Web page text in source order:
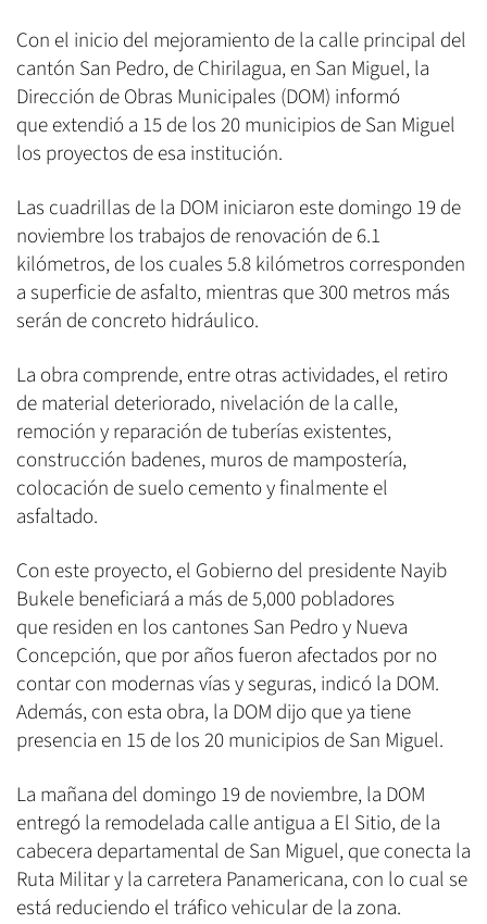
Con el inicio del mejoramiento de la calle principal del
cantón San Pedro, de Chirilagua, en San Miguel, la
Dirección de Obras Municipales (DOM) informó
que extendió a 15 de los 20 municipios de San Miguel
los proyectos de esa institución.
Las cuadrillas de la DOM iniciaron este domingo 19 de
noviembre los trabajos de renovación de 6.1
kilómetros, de los cuales 5.8 kilómetros corresponden
a superficie de asfalto, mientras que 300 metros más
serán de concreto hidráulico.
La obra comprende, entre otras actividades, el retiro
de material deteriorado, nivelación de la calle,
remoción y reparación de tuberías existentes,
construcción badenes, muros de mampostería,
colocación de suelo cemento y finalmente el
asfaltado.
Con este proyecto, el Gobierno del presidente Nayib
Bukele beneficiará a más de 5,000 pobladores
que residen en los cantones San Pedro y Nueva
Concepción, que por años fueron afectados por no
contar con modernas vías y seguras, indicó la DOM.
Además, con esta obra, la DOM dijo que ya tiene
presencia en 15 de los 20 municipios de San Miguel.
La mañana del domingo 19 de noviembre, la DOM
entregó la remodelada calle antigua a El Sitio, de la
cabecera departamental de San Miguel, que conecta la
Ruta Militar y la carretera Panamericana, con lo cual se
está reduciendo el tráfico vehicular de la zona.